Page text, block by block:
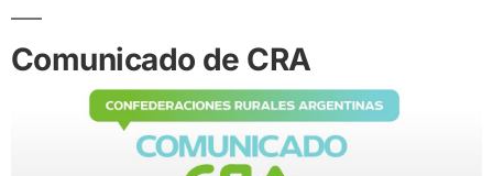
Comunicado de CRA